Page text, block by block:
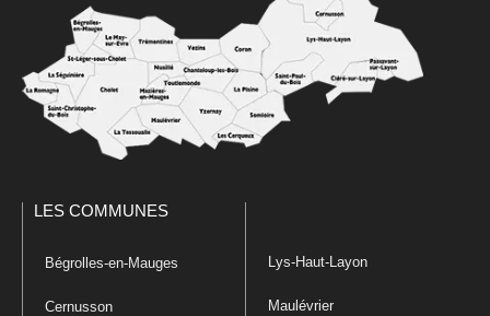
LES COMMUNES
Bégrolles-en-Mauges
Cernusson
Lys-Haut-Layon
Maulévrier